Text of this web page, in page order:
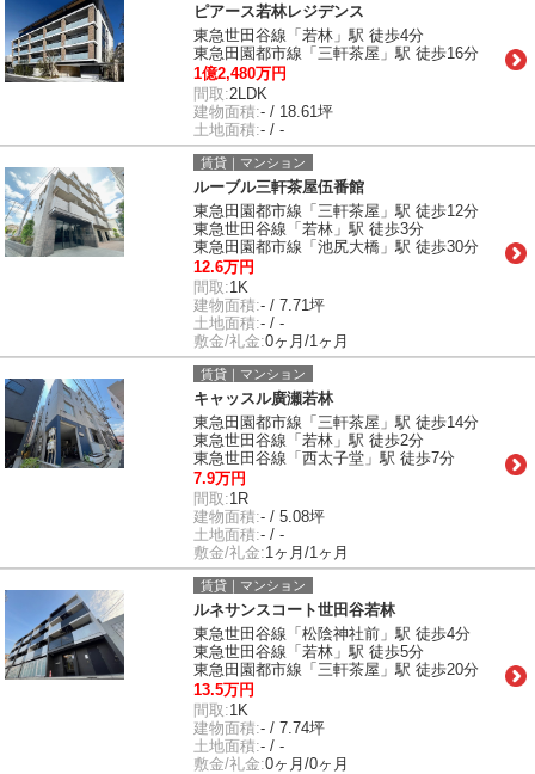
ピアース若林レジデンス
東急世田谷線「若林」駅 徒歩4分
東急田園都市線「三軒茶屋」駅 徒歩16分
1億2,480万円
間取:2LDK
建物面積:- / 18.61坪
土地面積:- / -
賃貸｜マンション
ルーブル三軒茶屋伍番館
東急田園都市線「三軒茶屋」駅 徒歩12分
東急世田谷線「若林」駅 徒歩3分
東急田園都市線「池尻大橋」駅 徒歩30分
12.6万円
間取:1K
建物面積:- / 7.71坪
土地面積:- / -
敷金/礼金:0ヶ月/1ヶ月
賃貸｜マンション
キャッスル廣瀬若林
東急田園都市線「三軒茶屋」駅 徒歩14分
東急世田谷線「若林」駅 徒歩2分
東急世田谷線「西太子堂」駅 徒歩7分
7.9万円
間取:1R
建物面積:- / 5.08坪
土地面積:- / -
敷金/礼金:1ヶ月/1ヶ月
賃貸｜マンション
ルネサンスコート世田谷若林
東急世田谷線「松陰神社前」駅 徒歩4分
東急世田谷線「若林」駅 徒歩5分
東急田園都市線「三軒茶屋」駅 徒歩20分
13.5万円
間取:1K
建物面積:- / 7.74坪
土地面積:- / -
敷金/礼金:0ヶ月/0ヶ月